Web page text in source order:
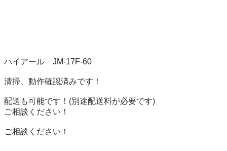
ハイアール　JM-17F-60
清掃、動作確認済みです！
配送も可能です！(別途配送料が必要です)
ご相談ください！
ご相談ください！